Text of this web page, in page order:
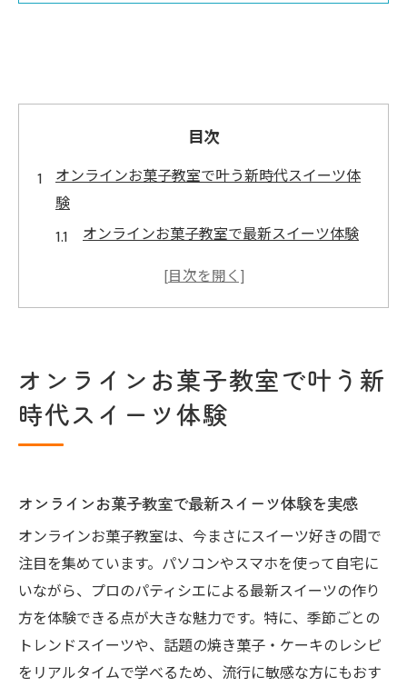
目次
オンラインお菓子教室で叶う新時代スイーツ体
験
オンラインお菓子教室で最新スイーツ体験
先取り
自宅で叶う新時代スイーツ体験の魅力とは
自宅で話題のスイーツ技術を学ぶ楽しみ方
オンラインお菓子教室で自宅スイーツ技術
を習得
自宅で楽しむオンラインスイーツ新時代の
学び方
話題のスイーツ技術をオンラインお菓子教
室で学ぶ
オンラインお菓子教室で叶う新
時代スイーツ体験
オンラインお菓子教室で最新スイーツ体験を実感
オンラインお菓子教室は、今まさにスイーツ好きの間で
注目を集めています。パソコンやスマホを使って自宅に
いながら、プロのパティシエによる最新スイーツの作り
方を体験できる点が大きな魅力です。特に、季節ごとの
トレンドスイーツや、話題の焼き菓子・ケーキのレシピ
をリアルタイムで学べるため、流行に敏感な方にもおす